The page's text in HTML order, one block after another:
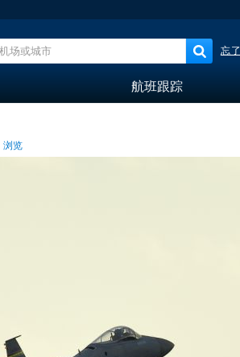
忘
航班跟踪
浏览